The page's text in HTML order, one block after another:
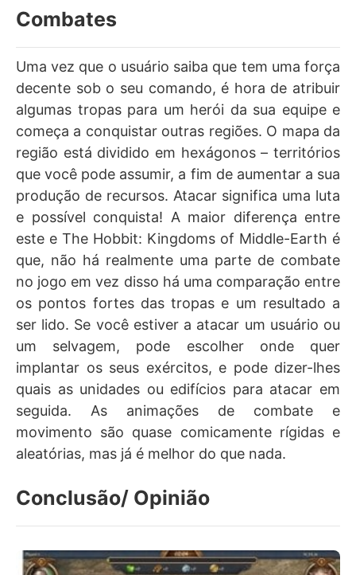
Combates
Uma vez que o usuário saiba que tem uma força
decente sob o seu comando, é hora de atribuir
algumas tropas para um herói da sua equipe e
começa a conquistar outras regiões. O mapa da
região está dividido em hexágonos – territórios
que você pode assumir, a fim de aumentar a sua
produção de recursos. Atacar significa uma luta
e possível conquista! A maior diferença entre
este e The Hobbit: Kingdoms of Middle-Earth é
que, não há realmente uma parte de combate
no jogo em vez disso há uma comparação entre
os pontos fortes das tropas e um resultado a
ser lido. Se você estiver a atacar um usuário ou
um selvagem, pode escolher onde quer
implantar os seus exércitos, e pode dizer-lhes
quais as unidades ou edifícios para atacar em
seguida. As animações de combate e
movimento são quase comicamente rígidas e
aleatórias, mas já é melhor do que nada.
Conclusão/ Opinião